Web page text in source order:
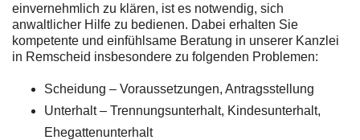
einvernehmlich zu klären, ist es notwendig, sich
anwaltlicher Hilfe zu bedienen. Dabei erhalten Sie
kompetente und einfühlsame Beratung in unserer Kanzlei
in Remscheid insbesondere zu folgenden Problemen:
Scheidung – Voraussetzungen, Antragsstellung
Unterhalt – Trennungsunterhalt, Kindesunterhalt,
Ehegattenunterhalt